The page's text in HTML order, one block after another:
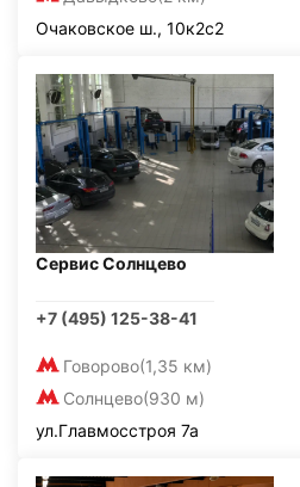
Очаковское ш., 10к2с2
Сервис Солнцево
+7 (495) 125-38-41
Говорово(1,35 км)
Солнцево(930 м)
ул.Главмосстроя 7а